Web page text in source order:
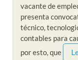
vacante de
presenta
técnico,
contables para
por esto, que